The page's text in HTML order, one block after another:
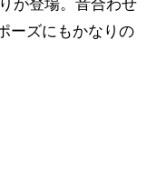
が登場。音合わせ
ーズにもかなりの